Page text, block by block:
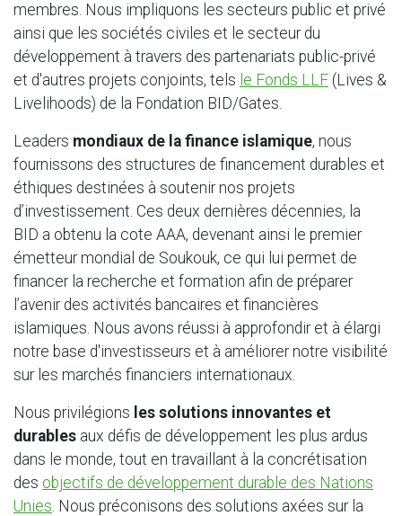
membres. Nous impliquons les secteurs public et privé
ainsi que les sociétés civiles et le secteur du
développement à travers des partenariats public-privé
et d'autres projets conjoints, tels le Fonds LLF (Lives &
Livelihoods) de la Fondation BID/Gates.
Leaders mondiaux de la finance islamique, nous
fournissons des structures de financement durables et
éthiques destinées à soutenir nos projets
d’investissement. Ces deux dernières décennies, la
BID a obtenu la cote AAA, devenant ainsi le premier
émetteur mondial de Soukouk, ce qui lui permet de
financer la recherche et formation afin de préparer
l’avenir des activités bancaires et financières
islamiques. Nous avons réussi à approfondir et à élargi
notre base d'investisseurs et à améliorer notre visibilité
sur les marchés financiers internationaux.
Nous privilégions les solutions innovantes et
durables aux défis de développement les plus ardus
dans le monde, tout en travaillant à la concrétisation
des objectifs de développement durable des Nations
Unies. Nous préconisons des solutions axées sur la